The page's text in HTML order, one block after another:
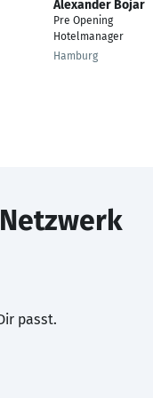
Alexander Bojar
Pre Opening
Hotelmanager
Hamburg
passt.